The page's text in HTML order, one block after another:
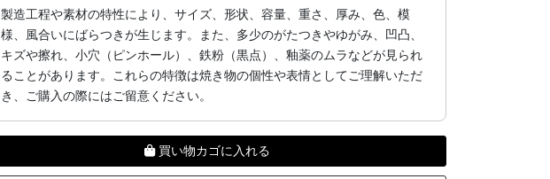
製造工程や素材の特性により、サイズ、形状、容量、重さ、厚み、色、模
様、風合いにばらつきが生じます。また、多少のがたつきやゆがみ、凹凸、
キズや擦れ、小穴（ピンホール）、鉄粉（黒点）、釉薬のムラなどが見られ
ることがあります。これらの特徴は焼き物の個性や表情としてご理解いただ
き、ご購入の際にはご留意ください。
買い物カゴに入れる